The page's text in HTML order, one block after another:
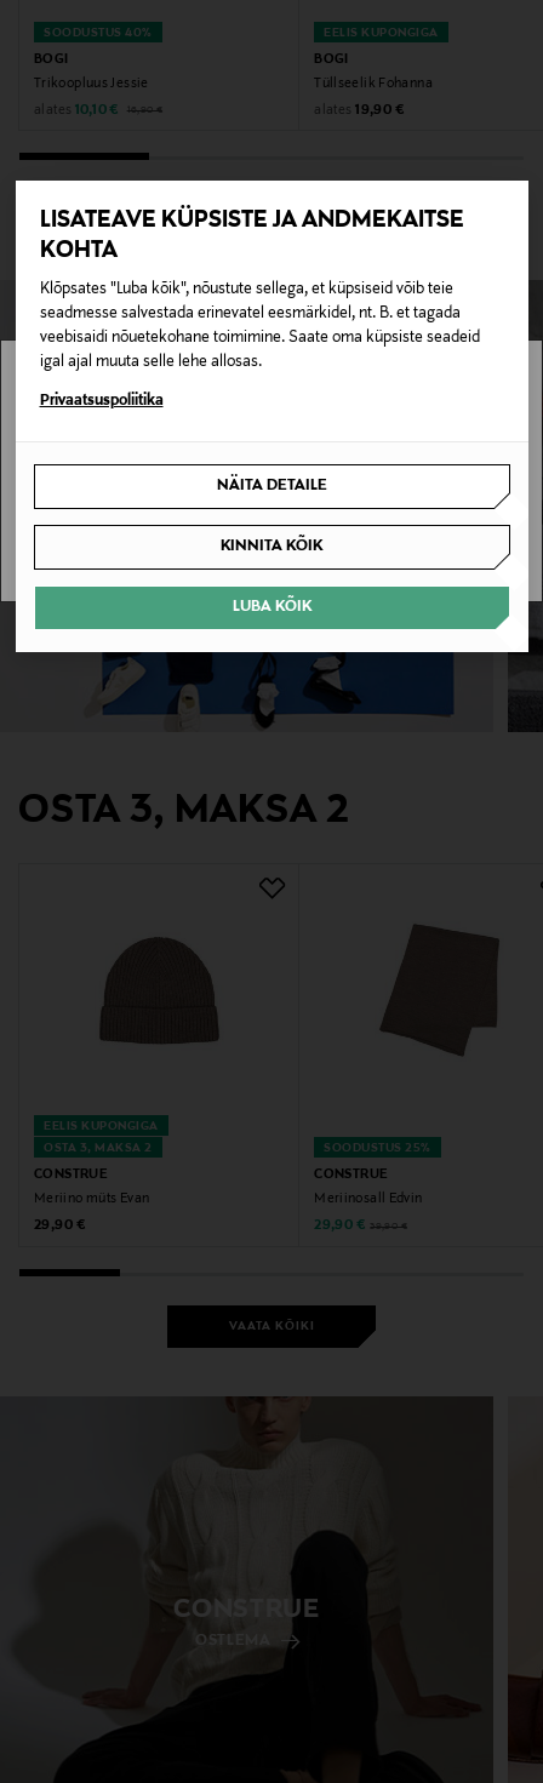
LISATEAVE KÜPSISTE JA ANDMEKAITSE
KOHTA
Klõpsates "Luba kõik", nõustute sellega, et küpsiseid võib teie
seadmesse salvestada erinevatel eesmärkidel, nt. B. et tagada
veebisaidi nõuetekohane toimimine. Saate oma küpsiste seadeid
igal ajal muuta selle lehe allosas.
Privaatsuspoliitika
NÄITA DETAILE
KINNITA KÕIK
LUBA KÕIK
SOODUSTUS 40%
BOGI
Trikoopluus Jessie
alates Discounted Price
10,10 € Original Price
16,90 €
EELIS KUPONGIGA
BOGI
Tüllseelik Fohanna
alates Original Price
19,90 €
VAATA KÕIKI
BOGI
OSTLEMA
OSTA 3, MAKSA 2
OSTA 3, MAKSA 2
EELIS KUPONGIGA
CONSTRUE
Meriino müts Evan
Original Price
29,90 €
SOODUSTUS 25%
CONSTRUE
Meriinosall Edvin
Discounted Price
29,90 € Original Price
39,90 €
VAATA KÕIKI
CONSTRUE
OSTLEMA
Stockmann pole Sinu riigis saadaval.
SAAN ARU